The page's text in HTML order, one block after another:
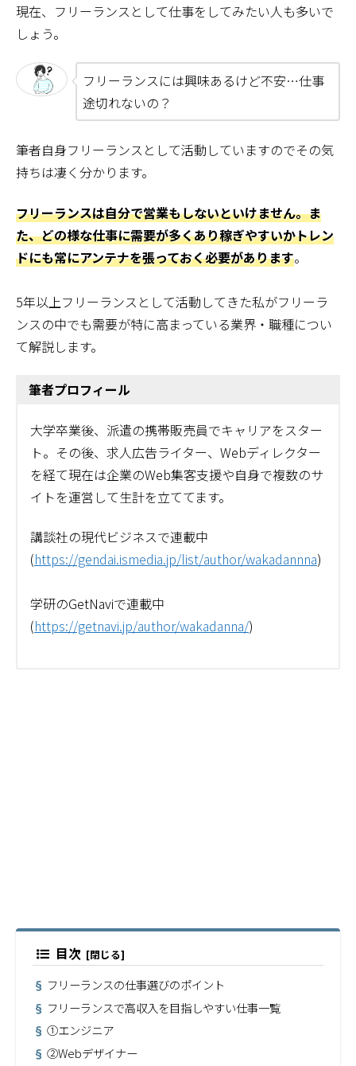
現在、フリーランスとして仕事をしてみたい人も多いで
しょう。
フリーランスには興味あるけど不安…仕事
途切れないの？
筆者自身フリーランスとして活動していますのでその気
持ちは凄く分かります。
フリーランスは自分で営業もしないといけません。ま
た、どの様な仕事に需要が多くあり稼ぎやすいかトレン
ドにも常にアンテナを張っておく必要があります。
5年以上フリーランスとして活動してきた私がフリーラ
ンスの中でも需要が特に高まっている業界・職種につい
て解説します。
筆者プロフィール
大学卒業後、派遣の携帯販売員でキャリアをスター
ト。その後、求人広告ライター、Webディレクター
を経て現在は企業のWeb集客支援や自身で複数のサ
イトを運営して生計を立ててます。
講談社の現代ビジネスで連載中
(https://gendai.ismedia.jp/list/author/wakadannna)
学研のGetNaviで連載中
(https://getnavi.jp/author/wakadanna/)
目次
フリーランスの仕事選びのポイント
フリーランスで高収入を目指しやすい仕事一覧
①エンジニア
②Webデザイナー